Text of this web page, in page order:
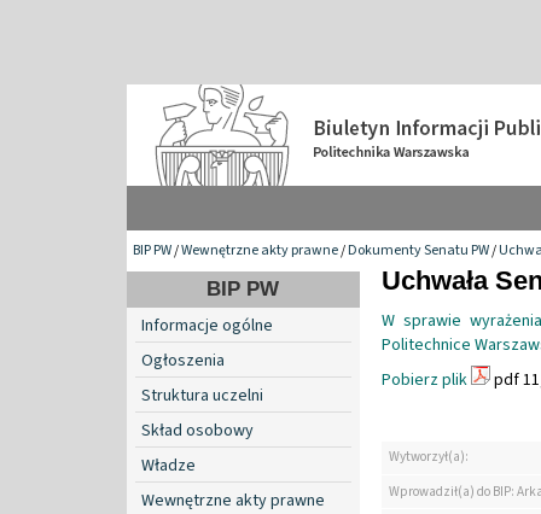
BIP PW/Wewnętrzne akty prawne/Dokumenty Senatu PW/
BIP PW
Informacje ogólne
Ogłoszenia
Struktura uczelni
Skład osobowy
Władze
Wewnętrzne akty prawne
Uchwała
W sprawie
Politechnice
Pobierz plik
pdf
Wytworzył(a):
Wprowadził(a) do BIP: